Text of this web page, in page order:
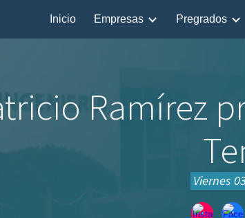
Skip to main content
Inicio Empresas Pregrados
Ramírez
Viernes